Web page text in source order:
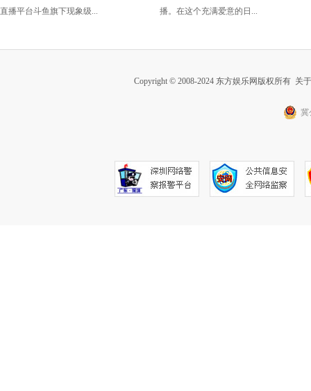
直播平台斗鱼旗下现象级...
播。在这个充满爱意的日...
Copyright © 2008-2024 东方娱乐网版权所有 关
冀